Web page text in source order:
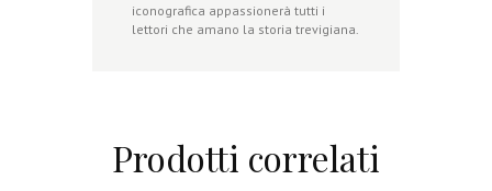
iconografica appassionerà tutti i
lettori che amano la storia trevigiana.
Prodotti correlati